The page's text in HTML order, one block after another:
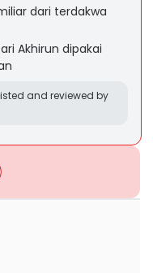
dari terdakwa
Akhirun dipakai
and reviewed by